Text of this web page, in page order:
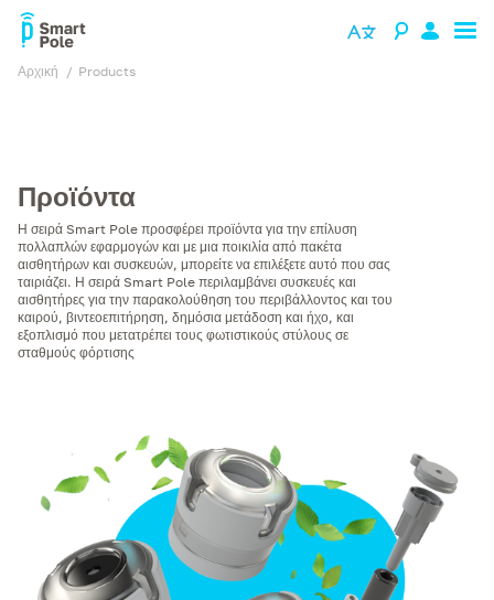
Αρχική products
Προϊόντα
Η σειρά Smart Pole προσφέρει προϊόντα για την επίλυση
πολλαπλών εφαρμογών και με μια ποικιλία από πακέτα
αισθητήρων και συσκευών, μπορείτε να επιλέξετε αυτό που σας
ταιριάζει. Η σειρά Smart Pole περιλαμβάνει συσκευές και
αισθητήρες για την παρακολούθηση του περιβάλλοντος και του
καιρού, βιντεοεπιτήρηση, δημόσια μετάδοση και ήχο, και
εξοπλισμό που μετατρέπει τους φωτιστικούς στύλους σε
σταθμούς φόρτισης